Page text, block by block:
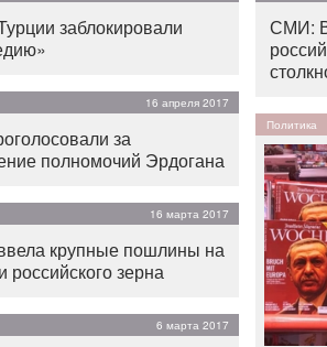
заблокировали
16 апреля 2017
за
полномочий Эрдогана
16 марта 2017
крупные пошлины на
российского зерна
6 марта 2017
СМИ:
Политика